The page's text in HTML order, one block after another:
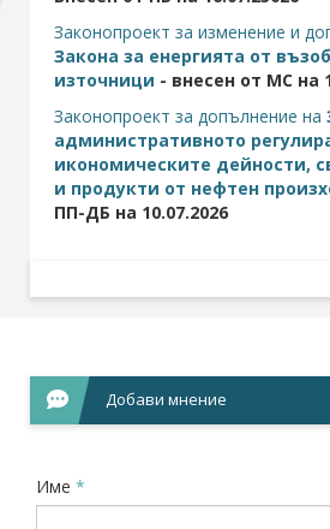
Законопроект за изменение и
Закона за енергията от
източници - внесен от МС на
Законопроект за допълнение на
административното
икономическите дейности,
и продукти от нефтен
ПП-ДБ на 10.07.2026
Добави мнение
Име *